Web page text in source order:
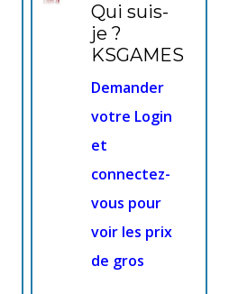
Qui suis-
je ?
KSGAMES
Demander
votre Login
et
connectez-
vous pour
voir les prix
de gros